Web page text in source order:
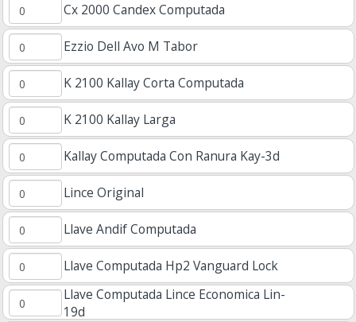
Cx 2000 Candex Computada
Ezzio Dell Avo M Tabor
K 2100 Kallay Corta Computada
K 2100 Kallay Larga
Kallay Computada Con Ranura Kay-3d
Lince Original
Llave Andif Computada
Llave Computada Hp2 Vanguard Lock
Llave Computada Lince Economica Lin-
19d